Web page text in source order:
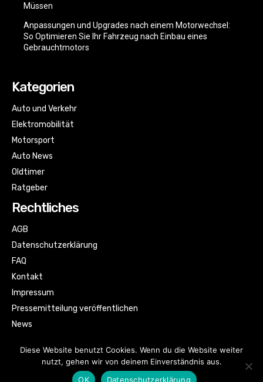
Müssen
Anpassungen und Upgrades nach einem Motorwechsel:
So Optimieren Sie Ihr Fahrzeug nach Einbau eines
Gebrauchtmotors
Kategorien
Auto und Verkehr
Elektromobilität
Motorsport
Auto News
Oldtimer
Ratgeber
Rechtliches
AGB
Datenschutzerklärung
FAQ
Kontakt
Impressum
Pressemitteilung veröffentlichen
News
Diese Website benutzt Cookies. Wenn du die Website weiter
nutzt, gehen wir von deinem Einverständnis aus.
OK
Datenschutzerklärung